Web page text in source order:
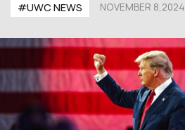
#UWС NEWS NOVEMBER 8,2024